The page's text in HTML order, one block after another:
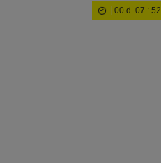
00 d. 07 :52